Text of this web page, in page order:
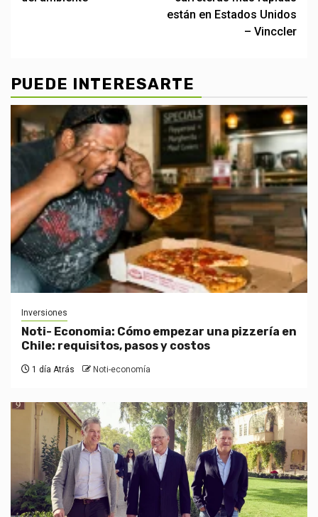
están en Estados Unidos
– Vinccler
PUEDE INTERESARTE
Inversiones
Noti- Economia: Cómo empezar una pizzería en
Chile: requisitos, pasos y costos
1 día Atrás Noti-economía